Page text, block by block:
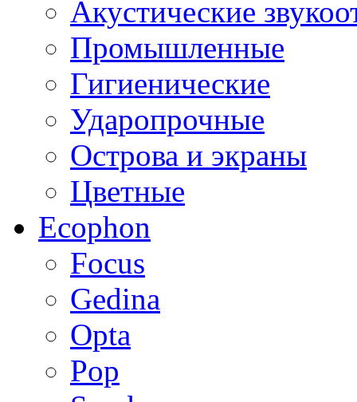
Акустические
Промышленные
Гигиенические
Ударопрочные
Острова и экраны
Цветные
Ecophon
Focus
Gedina
Opta
Pop